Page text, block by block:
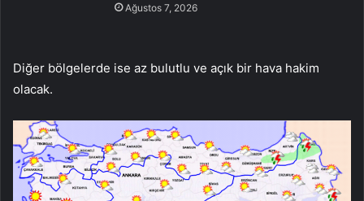
Ağustos 7, 2026
Diğer bölgelerde ise az bulutlu ve açık bir hava hakim
olacak.